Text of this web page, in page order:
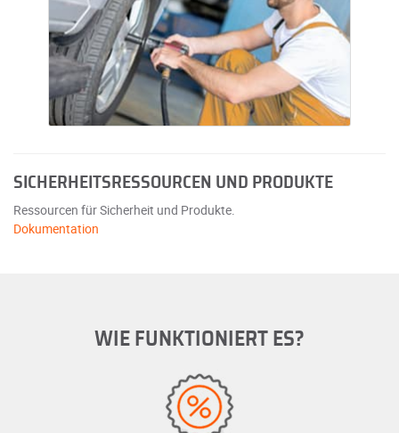
SICHERHEITSRESSOURCEN UND PRODUKTE
Ressourcen für Sicherheit und Produkte.
Dokumentation
WIE FUNKTIONIERT ES?